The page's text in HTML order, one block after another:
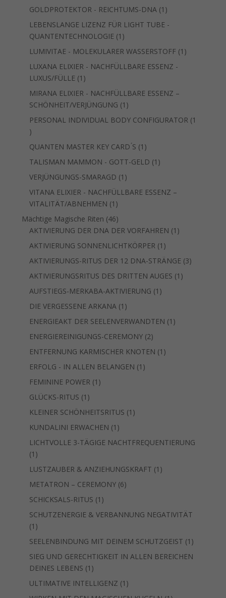
Produkte
GOLDPROTEKTOR - REICHTUMS-DNA 1 1
Produkt
LEBENSLANGE LIZENZ FÜR LIGHT TUBE -
QUANTENTECHNOLOGIE 1 1
Produkt
LUMIVITAE - MOLEKULARER WASSERSTOFF 1 1
LUXANA ELIXIER - NACHFÜLLBARE ESSENZ -
LUXUS/FÜLLE 1 1
Produkt
MIRANA ELIXIER - NACHFÜLLBARE ESSENZ –
SCHÖNHEIT/VERJÜNGUNG 1 1
Produkt
PERSONAL INDIVIDUAL BODY CONFIGURATOR 1
1
Produkt
QUANTEN MASTER KEY CARD ́S 1 1
Produkt
TALISMAN MAMMON - GOTT-GELD 1 1
VERJÜNGUNGS-SMARAGD 1 1
Produkt
VITANA ELIXIER - NACHFÜLLBARE ESSENZ –
VITALITÄT/ABNEHMEN 1 1
Produkt
Mächtige Magische Riten 4646
Produkte
AKTIVIERUNG DER DNA DER VORFAHREN 1 1
AKTIVIERUNG SONNENLICHTKÖRPER 1 1
Produkt
AKTIVIERUNGS-RITUS DER 12 DNA-STRÄNGE 33
AKTIVIERUNGSRITUS DES DRITTEN AUGES 1 1
AUFSTIEGS-MERKABA-AKTIVIERUNG 1 1
DIE VERGESSENE ARKANA 1 1
Produkt
ENERGIEAKT DER SEELENVERWANDTEN 1 1
ENERGIEREINIGUNGS-CEREMONY 22
Produkte
ENTFERNUNG KARMISCHER KNOTEN 1 1
ERFOLG - IN ALLEN BELANGEN 1 1
FEMININE POWER 1 1
GLÜCKS-RITUS 1 1
Produkt
KLEINER SCHÖNHEITSRITUS 1 1
KUNDALINI ERWACHEN 1 1
Produkt
LICHTVOLLE 3-TÄGIGE NACHTFREQUENTIERUNG
1 1
Produkt
LUSTZAUBER & ANZIEHUNGSKRAFT 1 1
METATRON – CEREMONY 66
SCHICKSALS-RITUS 1 1
Produkt
SCHUTZENERGIE & VERBANNUNG NEGATIVITÄT
1 1
Produkt
SEELENBINDUNG MIT DEINEM SCHUTZGEIST 1 1
Produkt
SIEG UND GERECHTIGKEIT IN ALLEN BEREICHEN
DEINES LEBENS 1 1
Produkt
ULTIMATIVE INTELLIGENZ 1 1
Produkt